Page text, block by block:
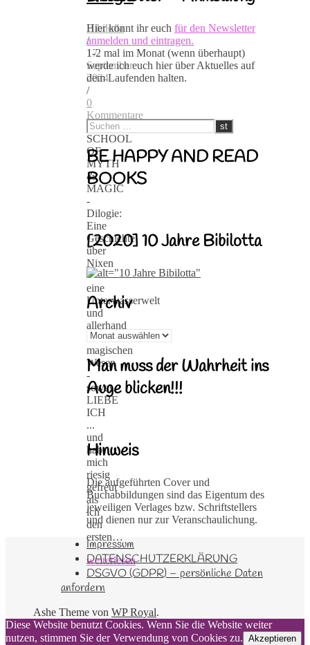
Bibilotta
/
17.
September
2024
/
0
Kommentare
SCHOOL
OF
MYTH
&
MAGIC
-
Dilogie:
Eine
Geschichte
über
Nixen
-
eine
Unterwasserwelt
und
allerhand
anderen
magischen
Wesen
-
sowas
LIEBE
ICH
...
und
hab
mich
riesig
gefreut
als
ich
den
ersten…
weiterlesen
Hier könnt ihr euch für den Newsletter
anmelden und eintragen.
1-2 mal im Monat (wenn überhaupt)
werde ich euch hier über Aktuelles auf
dem Laufenden halten.
BE HAPPY AND READ
BOOKS
[2020] 10 Jahre Bibilotta
Archiv
Archiv
Man muss der Wahrheit ins
Auge blicken!!!
Hinweis
Die aufgeführten Cover und
Buchabbildungen sind das Eigentum des
jeweiligen Verlages bzw. Schriftstellers
und dienen nur zur Veranschaulichung.
Impressum
DATENSCHUTZERKLÄRUNG
DSGVO (GDPR) – persönliche Daten
anfordern
Ashe Theme von WP Royal.
Diese Website benutzt Cookies. Wenn Sie die Website weiter
nutzen, stimmen Sie der Verwendung von Cookies zu. Akzeptieren